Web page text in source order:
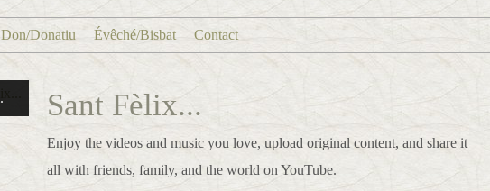
Don/Donatiu Évêché/Bisbat Contact
Sant Fèlix...
Enjoy the videos and music you love, upload original content, and share it
all with friends, family, and the world on YouTube.